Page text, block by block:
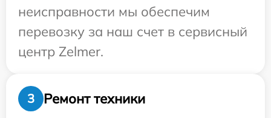
неисправности мы обеспечим
перевозку за наш счет в сервисный
центр Zelmer.
3
Ремонт техники